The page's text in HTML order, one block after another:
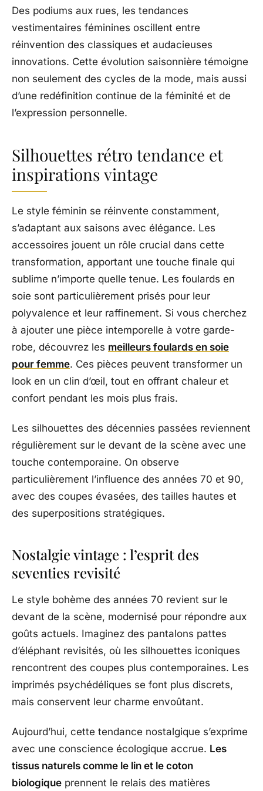
Des podiums aux rues, les tendances
vestimentaires féminines oscillent entre
réinvention des classiques et audacieuses
innovations. Cette évolution saisonnière témoigne
non seulement des cycles de la mode, mais aussi
d’une redéfinition continue de la féminité et de
l’expression personnelle.
Silhouettes rétro tendance et
inspirations vintage
Le style féminin se réinvente constamment,
s’adaptant aux saisons avec élégance. Les
accessoires jouent un rôle crucial dans cette
transformation, apportant une touche finale qui
sublime n’importe quelle tenue. Les foulards en
soie sont particulièrement prisés pour leur
polyvalence et leur raffinement. Si vous cherchez
à ajouter une pièce intemporelle à votre garde-
robe, découvrez les meilleurs foulards en soie
pour femme. Ces pièces peuvent transformer un
look en un clin d’œil, tout en offrant chaleur et
confort pendant les mois plus frais.
Les silhouettes des décennies passées reviennent
régulièrement sur le devant de la scène avec une
touche contemporaine. On observe
particulièrement l’influence des années 70 et 90,
avec des coupes évasées, des tailles hautes et
des superpositions stratégiques.
Nostalgie vintage : l’esprit des
seventies revisité
Le style bohème des années 70 revient sur le
devant de la scène, modernisé pour répondre aux
goûts actuels. Imaginez des pantalons pattes
d’éléphant revisités, où les silhouettes iconiques
rencontrent des coupes plus contemporaines. Les
imprimés psychédéliques se font plus discrets,
mais conservent leur charme envoûtant.
Aujourd’hui, cette tendance nostalgique s’exprime
avec une conscience écologique accrue. Les
tissus naturels comme le lin et le coton
biologique prennent le relais des matières